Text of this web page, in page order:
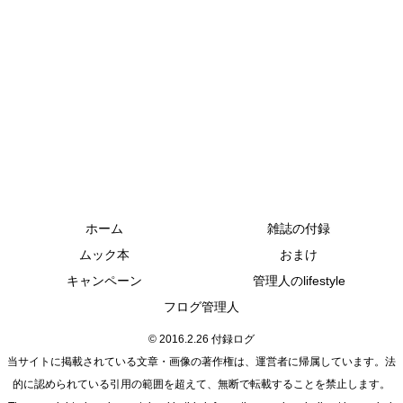
ホーム
雑誌の付録
ムック本
おまけ
キャンペーン
管理人のlifestyle
フログ管理人
© 2016.2.26 付録ログ
当サイトに掲載されている文章・画像の著作権は、運営者に帰属しています。法
的に認められている引用の範囲を超えて、無断で転載することを禁止します。